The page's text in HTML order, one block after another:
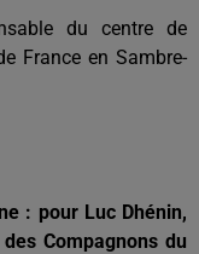
du centre de
France en Sambre-
: pour Luc Dhénin,
Compagnons du